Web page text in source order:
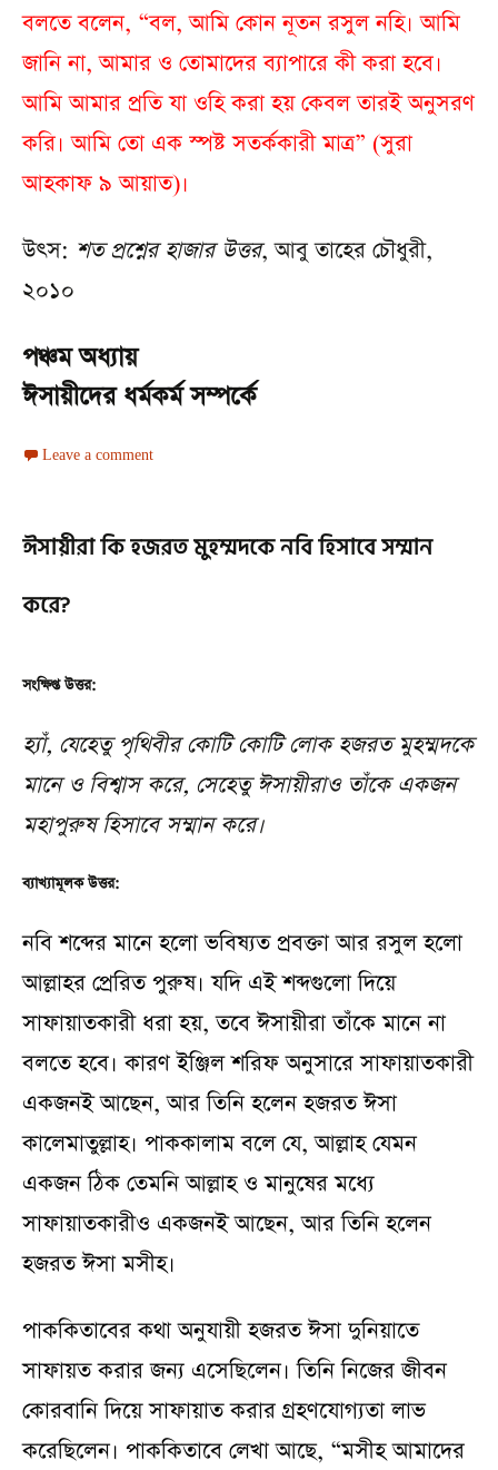
বলতে বলেন, “বল, আমি কোন নূতন রসুল নহি। আমি
জানি না, আমার ও তোমাদের ব্যাপারে কী করা হবে।
আমি আমার প্রতি যা ওহি করা হয় কেবল তারই অনুসরণ
করি। আমি তো এক স্পষ্ট সতর্ককারী মাত্র” (সুরা
আহকাফ ৯ আয়াত)।
উৎস: শত প্রশ্নের হাজার উত্তর, আবু তাহের চৌধুরী,
২০১০
পঞ্চম অধ্যায়
ঈসায়ীদের ধর্মকর্ম সম্পর্কে
Leave a comment
ঈসায়ীরা কি হজরত মুহম্মদকে নবি হিসাবে সম্মান
করে?
সংক্ষিপ্ত উত্তর:
হ্যাঁ, যেহেতু পৃথিবীর কোটি কোটি লোক হজরত মুহম্মদকে
মানে ও বিশ্বাস করে, সেহেতু ঈসায়ীরাও তাঁকে একজন
মহাপুরুষ হিসাবে সম্মান করে।
ব্যাখ্যামূলক উত্তর:
নবি শব্দের মানে হলো ভবিষ্যত প্রবক্তা আর রসুল হলো
আল্লাহর প্রেরিত পুরুষ। যদি এই শব্দগুলো দিয়ে
সাফায়াতকারী ধরা হয়, তবে ঈসায়ীরা তাঁকে মানে না
বলতে হবে। কারণ ইঞ্জিল শরিফ অনুসারে সাফায়াতকারী
একজনই আছেন, আর তিনি হলেন হজরত ঈসা
কালেমাতুল্লাহ। পাককালাম বলে যে, আল্লাহ যেমন
একজন ঠিক তেমনি আল্লাহ ও মানুষের মধ্যে
সাফায়াতকারীও একজনই আছেন, আর তিনি হলেন
হজরত ঈসা মসীহ।
পাককিতাবের কথা অনুযায়ী হজরত ঈসা দুনিয়াতে
সাফায়ত করার জন্য এসেছিলেন। তিনি নিজের জীবন
কোরবানি দিয়ে সাফায়াত করার গ্রহণযোগ্যতা লাভ
করেছিলেন। পাককিতাবে লেখা আছে, “মসীহ আমাদের